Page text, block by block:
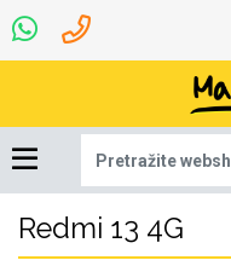
Redmi 13 4G
Dinamo maskice za
mobitel
Robotski usisavači
Najprodavanije -
TOP 100
Ljetna kolekcija
Univerzalna oprema
za tablet
7.0 - 8.0 inča
Igračke i ostalo
Selfie Stick
Punjači
Mikrofoni
Pametni Satovi
Auto Kamere
Podloga za miš
Ruksaci i torbice